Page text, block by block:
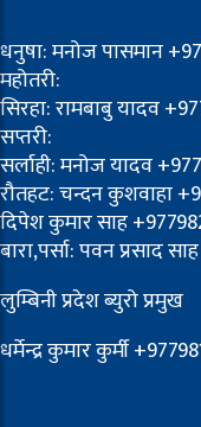
धनुषा: मनोज पासमान
महोतरी:
सिरहा: रामबाबु यादव
सप्तरी:
सर्लाही: मनोज यादव
रौतहट: चन्दन कुशवाहा
दिपेश कुमार साह
बारा,पर्सा: पवन प्रसाद
लुम्बिनी प्रदेश ब्युरो प्रमुख
धर्मेन्द्र कुमार कुर्मी